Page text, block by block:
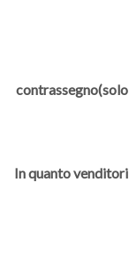
In quanto